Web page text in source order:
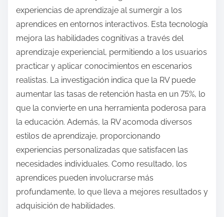
experiencias de aprendizaje al sumergir a los
aprendices en entornos interactivos. Esta tecnología
mejora las habilidades cognitivas a través del
aprendizaje experiencial, permitiendo a los usuarios
practicar y aplicar conocimientos en escenarios
realistas. La investigación indica que la RV puede
aumentar las tasas de retención hasta en un 75%, lo
que la convierte en una herramienta poderosa para
la educación. Además, la RV acomoda diversos
estilos de aprendizaje, proporcionando
experiencias personalizadas que satisfacen las
necesidades individuales. Como resultado, los
aprendices pueden involucrarse más
profundamente, lo que lleva a mejores resultados y
adquisición de habilidades.